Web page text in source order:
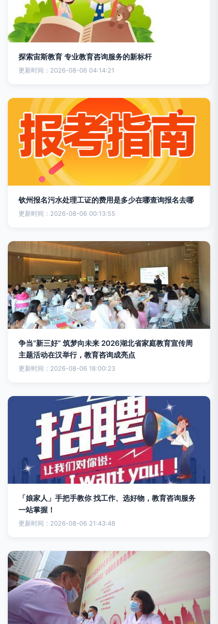
探索宙斯教育 专业教育咨询服务的新标杆
更新时间：2026-08-06 04:14:21
钦州报名污水处理工证的费用是多少在哪查询报名去哪
更新时间：2026-08-06 00:13:55
争当“新三好” 筑梦向未来 2026湖北省家庭教育宣传周
主题活动在汉举行，教育咨询成亮点
更新时间：2026-08-06 18:00:23
「娘家人」手把手教你 找工作、选好物，教育咨询服务
一站掌握！
更新时间：2026-08-06 21:43:48